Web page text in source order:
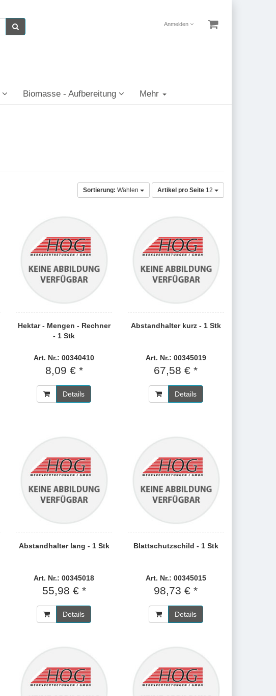
Anmelden
Biomasse - Aufbereitung Mehr
Sortierung: Wählen Artikel pro Seite 12
Hektar - Mengen - Rechner
- 1 Stk
Art. Nr.: 00340410
8,09 € *
Details
Abstandhalter kurz - 1 Stk
Art. Nr.: 00345019
67,58 € *
Details
Abstandhalter lang - 1 Stk
Art. Nr.: 00345018
55,98 € *
Details
Blattschutzschild - 1 Stk
Art. Nr.: 00345015
98,73 € *
Details